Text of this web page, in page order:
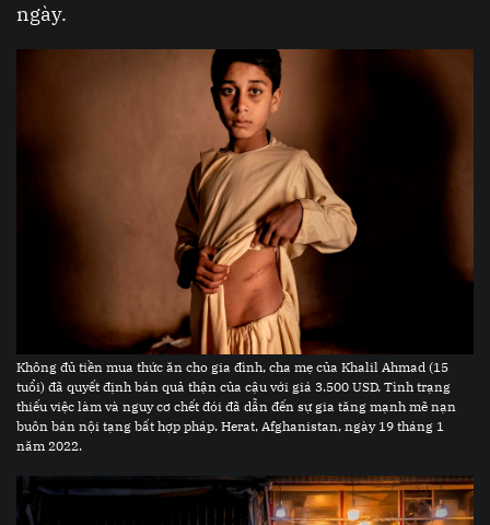
ngày.
Không đủ tiền mua thức ăn cho gia đình, cha mẹ của Khalil Ahmad (15
tuổi) đã quyết định bán quả thận của cậu với giá 3.500 USD. Tình trạng
thiếu việc làm và nguy cơ chết đói đã dẫn đến sự gia tăng mạnh mẽ nạn
buôn bán nội tạng bất hợp pháp. Herat, Afghanistan, ngày 19 tháng 1
năm 2022.